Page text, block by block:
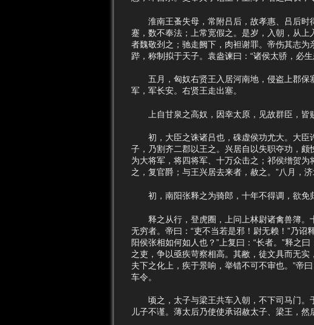
淮南王蚤失母，常附吕后，故孝惠、吕后时
蹇，数不奉法；上常宽假之。是岁，入朝，从
者魏敬刭之；驰走阙下，肉袒谢罪。帝伤其志
跸，称制拟于天子。袁盎谏曰：“诸侯太骄，必生
五月，匈奴右贤王入居河南地，侵盗上郡保
军，军长安。右贤王走出塞。
上自甘泉之高奴，因幸太原，见故群臣，皆
初，大臣之诛诸吕也，硃虚侯功尤大。大臣
子，乃割齐二郡以王之。兴居自以失职夺功，
为大将军，将四将军、十万众击之；祁侯缯贺
之，复官爵；与王兴居去来者，赦之。”八月，济
初，南阳张释之为骑郎，十年不得调，欲免
释之从行，登虎圈，上问上林尉诸禽兽簿。
无穷者。帝曰：“吏不当若是邪！尉无赖！”乃诏
阳侯张相如何如人也？”上复曰：“长者。”释之
之吏，争以亟疾苛察相高。其敝，徒文具而无
夫下之化上，疾于景响，举错不可不审也。”帝
车令。
顷之，太子与梁王共车入朝，不下司马门。
儿子不谨。薄太后乃使使承诏赦太子、梁王，